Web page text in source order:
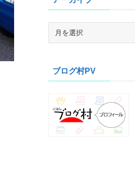
ブブログ村PV